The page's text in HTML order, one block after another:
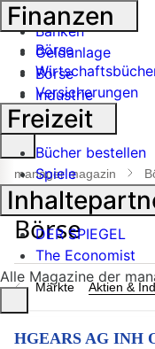
Handel
Banken
Geldanlage
Börse
Industrie
Suche
öffnen
manager magazin
Märkte Aktien &
HGEARS AG INH
Finanzen
Börse
Versicherungen
Freizeit
Bücher bestellen
Spiele
DER SPIEGEL
The Economist
Alle Magazine der